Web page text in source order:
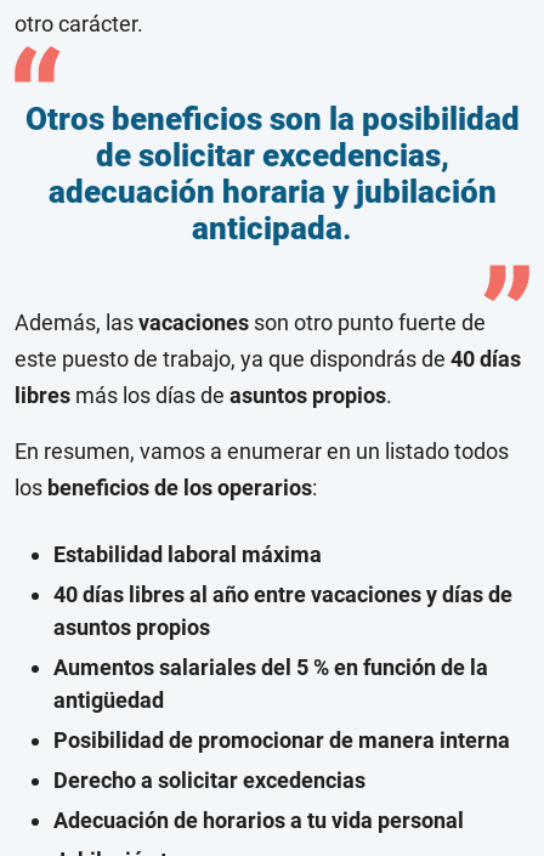
otro carácter.
Otros beneficios son la posibilidad
de solicitar excedencias,
adecuación horaria y jubilación
anticipada.
Además, lasvacaciones son otro punto fuerte de
este puesto de trabajo, ya que dispondrás de 40 días
libres más los días de asuntos propios.
En resumen, vamos a enumerar en un listado todos
los beneficios de los operarios:
Estabilidad laboral máxima
40 días libres al año entre vacaciones y días de
asuntos propios
Aumentos salariales del 5 % en función de la
antigüedad
Posibilidad de promocionar de manera interna
Derecho a solicitar excedencias
Adecuación de horarios a tu vida personal